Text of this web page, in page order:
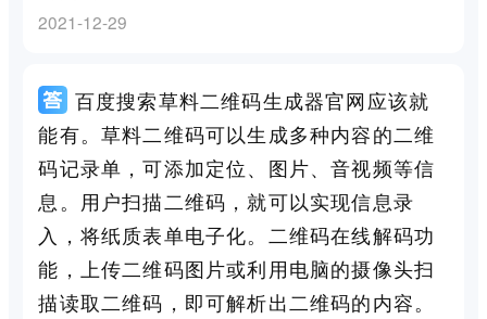
2021-12-29
百度搜索草料二维码生成器官网应该就
能有。草料二维码可以生成多种内容的二维
码记录单，可添加定位、图片、音视频等信
息。用户扫描二维码，就可以实现信息录
入，将纸质表单电子化。二维码在线解码功
能，上传二维码图片或利用电脑的摄像头扫
描读取二维码，即可解析出二维码的内容。